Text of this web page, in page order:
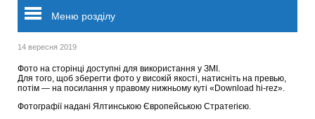
Меню розділу
14 вересня 2019
Фото на сторінці доступні для використання у ЗМІ.
Для того, щоб зберегти фото у високій якості, натисніть на превью,
потім — на посилання у правому нижньому куті «Download hi-rez».
Фотографії надані Ялтинською Європейською Стратегією.